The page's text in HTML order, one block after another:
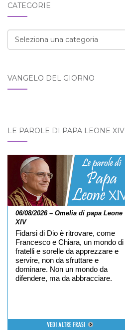
CATEGORIE
Categorie
VANGELO DEL GIORNO
LE PAROLE DI PAPA LEONE XIV
06/08/2026 – Omelia di papa Leone
XIV
Fidarsi di Dio è ritrovare, come
Francesco e Chiara, un mondo di
fratelli e sorelle da apprezzare e
servire, non da sfruttare e
dominare. Non un mondo da
difendere, ma da abbracciare.